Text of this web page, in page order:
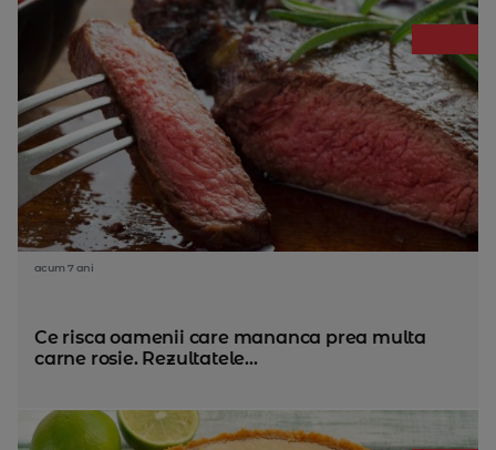
acum 7 ani
Ce risca oamenii care mananca prea multa
carne rosie. Rezultatele...